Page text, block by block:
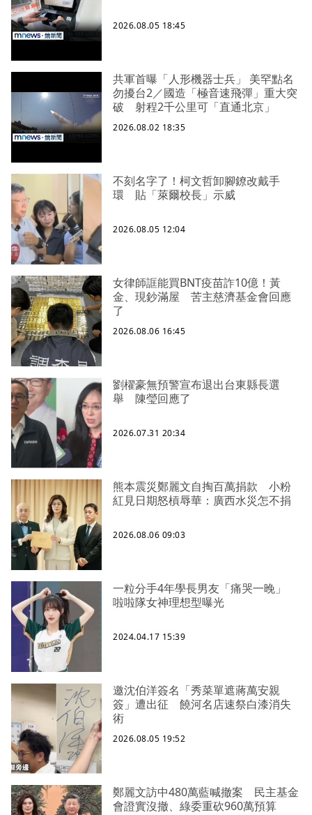
2026.08.05 18:45
共軍首曝「人形機器士兵」 美罕點名
勿擾台2／國造「極音速飛彈」重大突
破 射程2千公里可「直通北京」
2026.08.02 18:35
不刻名字了！柯文哲卸腳鐐改戴手
環 貼「萊爾校長」示威
2026.08.05 12:04
女律師誆能買BNT疫苗詐10億！黃
金、現鈔滿屋 苦主慈濟基金會回應
了
2026.08.06 16:45
劉櫂豪無預警宣布退出台東縣長選
舉 陳瑩回應了
2026.07.31 20:34
熊本震災鄭麗文自掏百萬捐款 小粉
紅見日期怒槓辱華：廣西水災怎不捐
2026.08.06 09:03
一粒分手4年學長男友「痛哭一晚」
啦啦隊女神理想型曝光
2024.04.17 15:39
邀沈伯洋簽名「秀菜單遮蔣萬安親
簽」遭出征 饒河名店速祭白漆消失
術
2026.08.05 19:52
鄭麗文訪中480萬藍喊撤案 民主基金
會證實沒撤、綠委重砍960萬預算